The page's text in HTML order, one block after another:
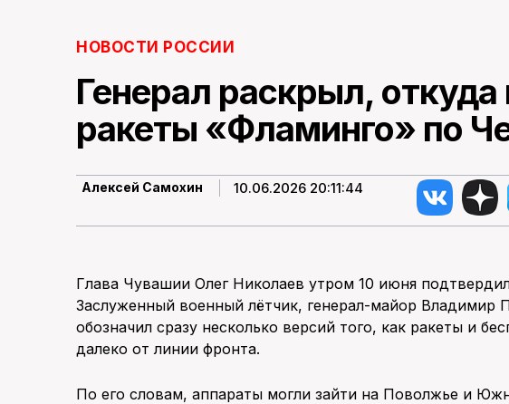
НОВОСТИ РОССИИ
Генерал раскрыл, откуда
ракеты «Фламинго» по
Алексей Самохин 10.06.2026 20:11:44
Глава Чувашии Олег Николаев утром 10 июня
Заслуженный военный лётчик, генерал-майор Владимир
обозначил сразу несколько версий того, как ракеты и
далеко от линии фронта.
По его словам, аппараты могли зайти на Поволжье и